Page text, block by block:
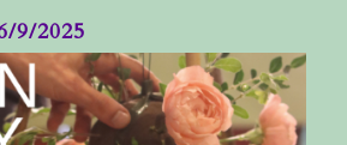
9/2025